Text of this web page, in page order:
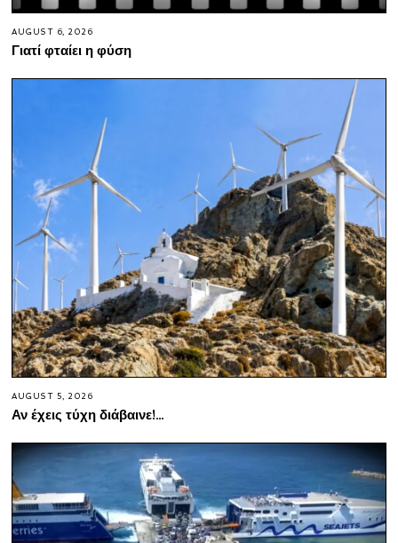
AUGUST 6, 2026
Γιατί φταίει η φύση
AUGUST 5, 2026
Αν έχεις τύχη διάβαινε!…